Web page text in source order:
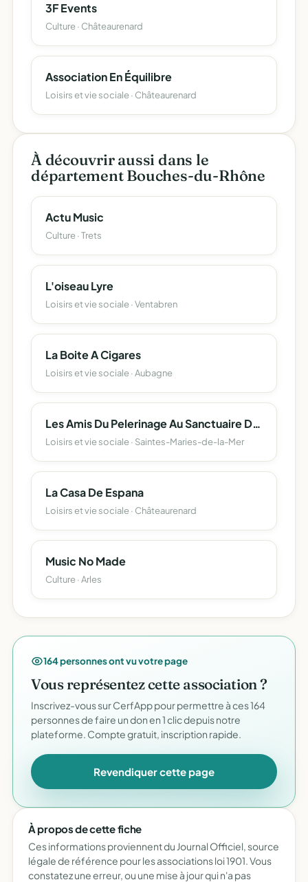
3F Events
Culture · Châteaurenard
Association En Équilibre
Loisirs et vie sociale · Châteaurenard
À découvrir aussi dans le
département Bouches-du-Rhône
Actu Music
Culture · Trets
L'oiseau Lyre
Loisirs et vie sociale · Ventabren
La Boite A Cigares
Loisirs et vie sociale · Aubagne
Les Amis Du Pelerinage Au Sanctuaire Des Saintes Maries De La Mer
Loisirs et vie sociale · Saintes-Maries-de-la-Mer
La Casa De Espana
Loisirs et vie sociale · Châteaurenard
Music No Made
Culture · Arles
164 personnes ont vu votre page
Vous représentez cette association ?
Inscrivez-vous sur CerfApp pour permettre à ces 164
personnes de faire un don en 1 clic depuis notre
plateforme. Compte gratuit, inscription rapide.
Revendiquer cette page
À propos de cette fiche
Ces informations proviennent du Journal Officiel, source
légale de référence pour les associations loi 1901. Vous
constatez une erreur, ou une mise à jour qui n'a pas